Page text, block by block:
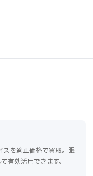
スを適正価格で買取。眠
有効活用できます。